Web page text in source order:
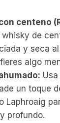
centeno
de
y seca
algo
un toque
Laphroaig
profundo.